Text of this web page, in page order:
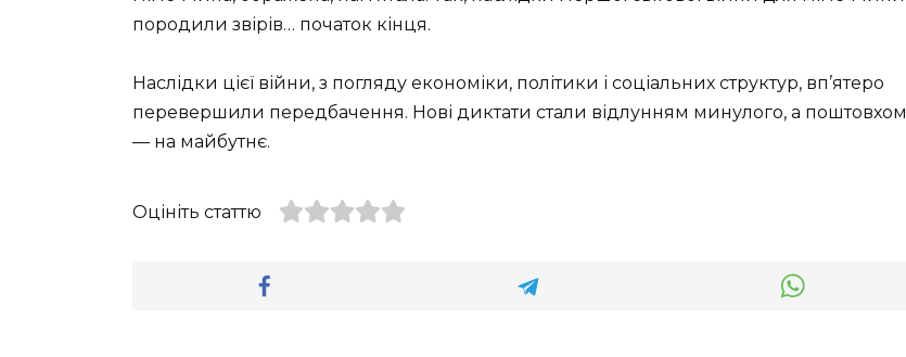
породили звірів… початок кінця.
Наслідки цієї війни, з погляду економіки, політики і соціальних структур, вп’ятеро
перевершили передбачення. Нові диктати стали відлунням минулого, а поштовхом
— на майбутнє.
Оцініть статтю